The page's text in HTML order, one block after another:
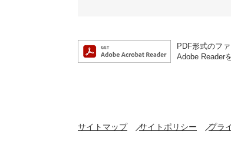
PDF形式のフ
Adobe Reader
サイトマップ サイトポリシー プラ